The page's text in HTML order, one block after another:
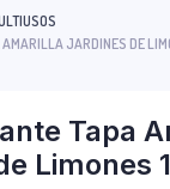
JARDINES DE
Tapa
Limones